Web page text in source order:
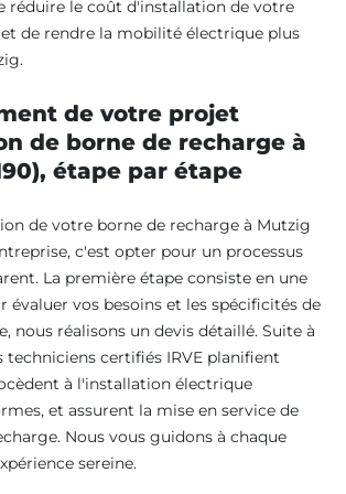
réduire le coût d'installation de votre
de rendre la mobilité électrique plus
de votre projet
de borne de recharge à
étape par étape
de votre borne de recharge à Mutzig
c'est opter pour un processus
La première étape consiste en une
évaluer vos besoins et les spécificités de
nous réalisons un devis détaillé. Suite à
techniciens certifiés IRVE planifient
à l'installation électrique
et assurent la mise en service de
Nous vous guidons à chaque
sereine.